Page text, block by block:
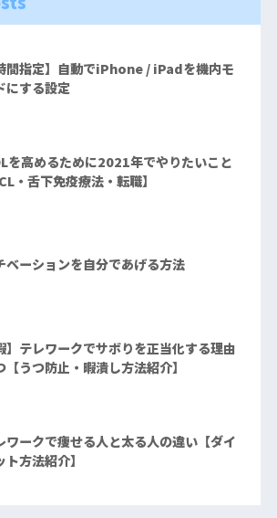
間指定】自動でiPhone / iPadを機内モ
にする設定
を高めるために2021年でやりたいこと
・舌下免疫療法・転職】
ベーションを自分であげる方法
】テレワークでサボりを正当化する理由
【うつ防止・暇潰し方法紹介】
ワークで痩せる人と太る人の違い【ダイ
ト方法紹介】